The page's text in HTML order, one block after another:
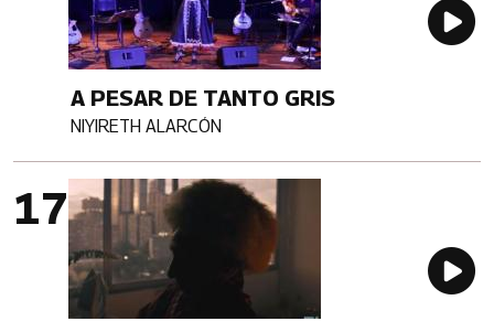
A PESAR DE TANTO GRIS
Artista
NIYIRETH ALARCÓN
Imagen portada